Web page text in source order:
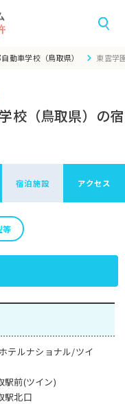
動車学校（鳥取県） 東雲学
校（鳥取県）の宿
宿泊施設 アクセス
等
テルナショナル/ツイ
駅前(ツイン)
駅北口